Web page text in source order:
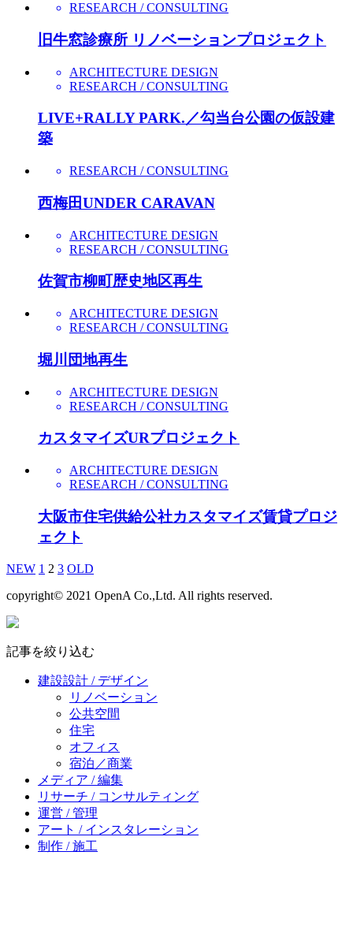
RESEARCH / CONSULTING
旧牛窓診療所 リノベーションプロジェクト
ARCHITECTURE DESIGN
RESEARCH / CONSULTING
LIVE+RALLY PARK.／勾当台公園の仮設建
築
RESEARCH / CONSULTING
西梅田UNDER CARAVAN
ARCHITECTURE DESIGN
RESEARCH / CONSULTING
佐賀市柳町歴史地区再生
ARCHITECTURE DESIGN
RESEARCH / CONSULTING
堀川団地再生
ARCHITECTURE DESIGN
RESEARCH / CONSULTING
カスタマイズURプロジェクト
ARCHITECTURE DESIGN
RESEARCH / CONSULTING
大阪市住宅供給公社カスタマイズ賃貸プロジ
ェクト
NEW 1 2 3 OLD
copyright© 2021 OpenA Co.,Ltd. All rights reserved.
記事を絞り込む
建設設計 / デザイン
リノベーション
公共空間
住宅
オフィス
宿泊／商業
メディア / 編集
リサーチ / コンサルティング
運営 / 管理
アート / インスタレーション
制作 / 施工